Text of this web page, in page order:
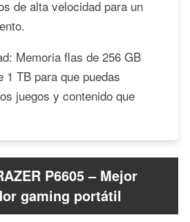
de alta velocidad para un
Memoria flas de 256 GB
1 TB para que puedas
juegos y contenido que
P6605 – Mejor
gaming portátil